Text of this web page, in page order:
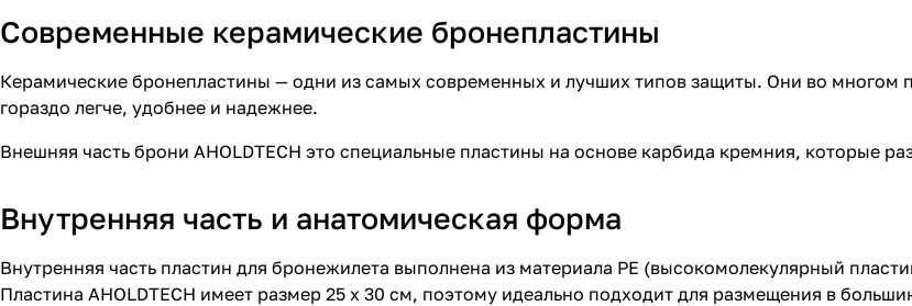
Современные керамические бронепластины
Керамические бронепластины — одни из самых современных и лучших типов защиты. Они во многом
гораздо легче, удобнее и надежнее.
Внешняя часть брони AHOLDTECH это специальные пластины на основе карбида кремния, которые
Внутренняя часть и анатомическая форма
Внутренняя часть пластин для бронежилета выполнена из материала PE (высокомолекулярный
Пластина AHOLDTECH имеет размер 25 х 30 см, поэтому идеально подходит для размещения в